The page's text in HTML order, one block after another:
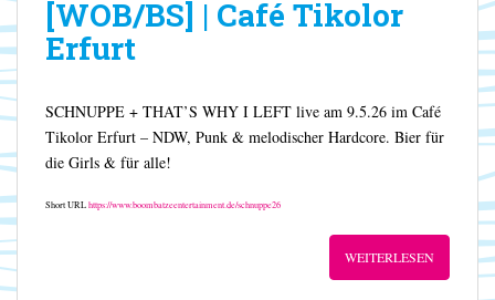
[WOB/BS] | Café Tikolor
Erfurt
SCHNUPPE + THAT’S WHY I LEFT live am 9.5.26 im Café
Tikolor Erfurt – NDW, Punk & melodischer Hardcore. Bier für
die Girls & für alle!
Short URLhttps://www.boombatzeentertainment.de/schnuppe26
WEITERLESEN